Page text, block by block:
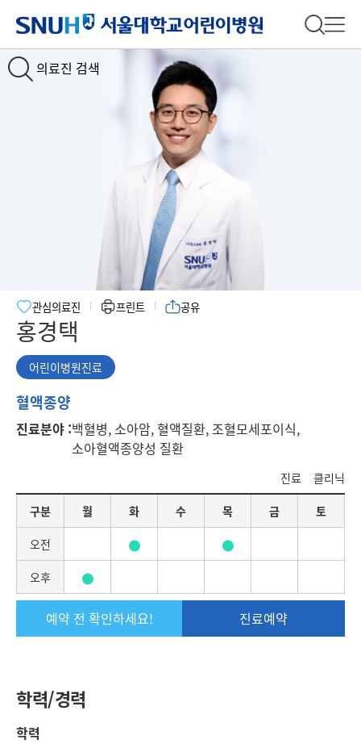
의료진 검색
서울대학교어린이병원
전체 검
홍경택
관심의료진 프린트 공유
어린이병원진료
어
이
료
혈액종양
진료분야 :백혈병, 소아암, 혈액질환, 조혈모세포이식,
소아혈액종양성 질환
진료
클리닉
별
료
정
구분 월 화 수 목 금 토
오전
오후
예약 전 확인하세요! 진료예약
학력/경력
학력